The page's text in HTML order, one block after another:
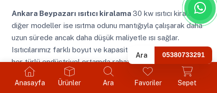
Anasayfa Ürünler Ara Favoriler Sepet
Ankara Beypazarı ısıtıcı kiralama30 kw ısıtıcı kiralama
diğer modeller ise ısıtma odunu mantığıyla çalışarak daha
uzun sürede ancak daha düşük maliyetle ısı sağlar.
Isıtıcılarımız farklı boyut ve kapasitelerde mevcuttur ve
her türlü endüstriyel ortamda rahatlıkla kullanılabilirler.
Ankara Beypazarı ısıtma makinesibeton kurutma
Ara 05380733291